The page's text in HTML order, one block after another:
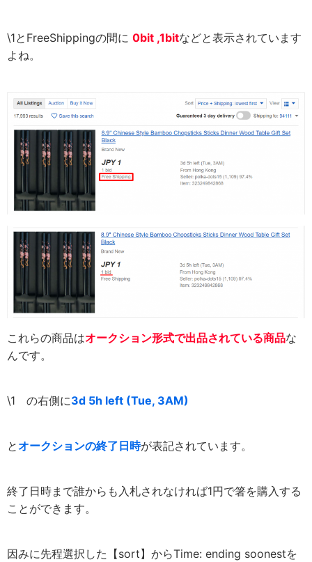
\1とFreeShippingの間に 0bit ,1bitなどと表示されています
よね。
これらの商品はオークション形式で出品されている商品な
んです。
\1 の右側に3d 5h left (Tue, 3AM)
とオークションの終了日時が表記されています。
終了日時まで誰からも入札されなければ1円で箸を購入する
ことができます。
因みに先程選択した【sort】からTime: ending soonestを